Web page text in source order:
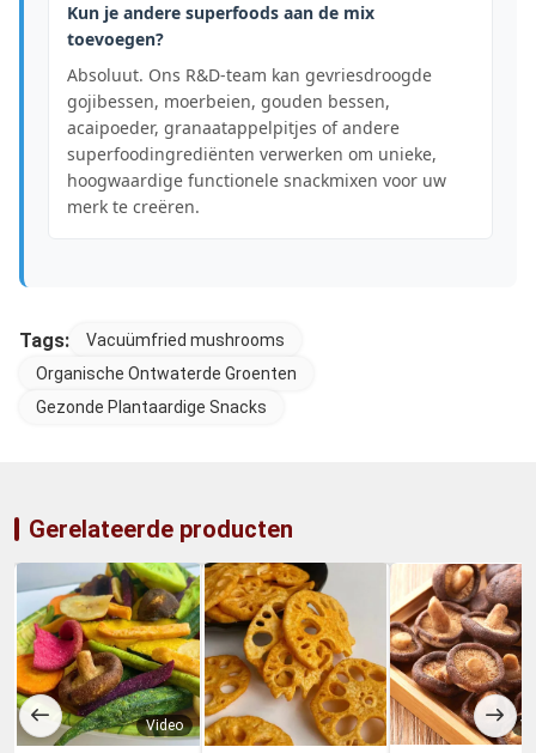
Kun je andere superfoods aan de mix
toevoegen?
Absoluut. Ons R&D-team kan gevriesdroogde
gojibessen, moerbeien, gouden bessen,
acaipoeder, granaatappelpitjes of andere
superfoodingrediënten verwerken om unieke,
hoogwaardige functionele snackmixen voor uw
merk te creëren.
Tags:
Vacuümfried mushrooms
Organische Ontwaterde Groenten
Gezonde Plantaardige Snacks
Gerelateerde producten
Video